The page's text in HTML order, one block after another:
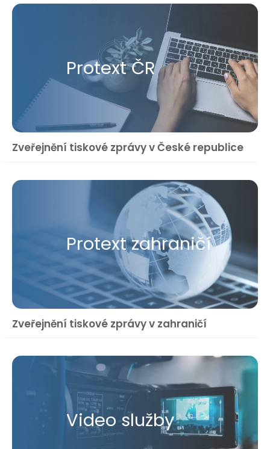
Protext ČR
Zveřejnění tiskové zprávy v České republice
Protext zahraničí
Zveřejnění tiskové zprávy v zahraničí
Video služby